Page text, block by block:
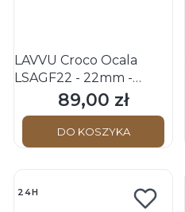
LAVVU Croco Ocala
LSAGF22 - 22mm -
BEŻOWY - Skórzany
pasek do zegarka
Cena
89,00 zł
DO KOSZYKA
24H